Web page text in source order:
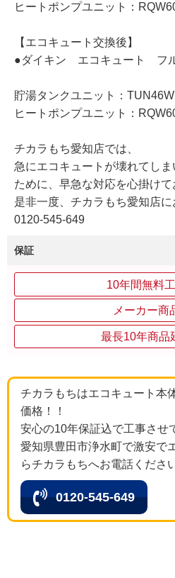
ヒートポンプユニット：
【エコキュート交換後】
●ダイキン エコキュート フ
貯湯タンクユニット：
ヒートポンプユニット：
チカラもち愛知店では、
急にエコキュートが壊れてし
ために、早急な対応を心掛けて
是非一度、チカラもち愛知店に
0120-545-649
保証
10年間無料
メーカー商
最長10年商品
チカラもちはエコキュート本
価格！！
安心の10年保証込で工事させ
愛知県豊田市浄水町で激安で
らチカラもちへお電話ください
0120-545-649